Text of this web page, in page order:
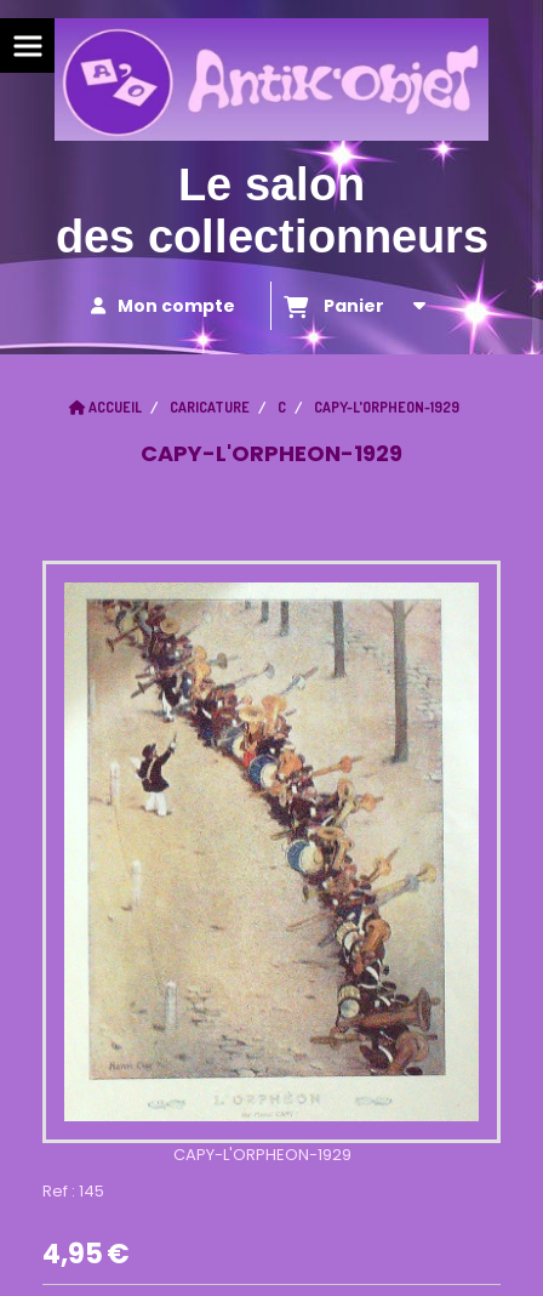
Le salon
des collectionneurs
Mon compte Panier
ACCUEIL CARICATURE C CAPY-L'ORPHEON-1929
CAPY-L'ORPHEON-1929
CAPY-L'ORPHEON-1929
Ref : 145
4,95€